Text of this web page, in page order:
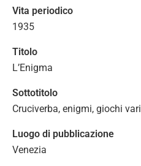
Vita periodico
1935
Titolo
L’Enigma
Sottotitolo
Cruciverba, enigmi, giochi vari
Luogo di pubblicazione
Venezia